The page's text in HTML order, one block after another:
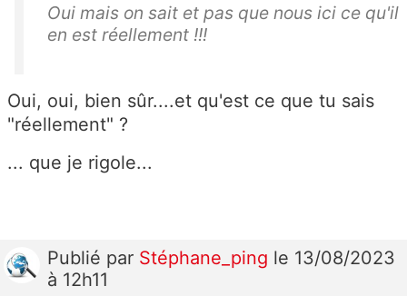
Oui mais on sait et pas que nous ici ce qu'il
en est réellement !!!
Oui, oui, bien sûr....et qu'est ce que tu sais
"réellement" ?
... que je rigole...
Publié par Stéphane_ping le 13/08/2023
à 12h11